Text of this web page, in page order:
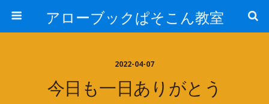
アローブックぱそこん教室
2022-04-07
今日も一日ありがとう